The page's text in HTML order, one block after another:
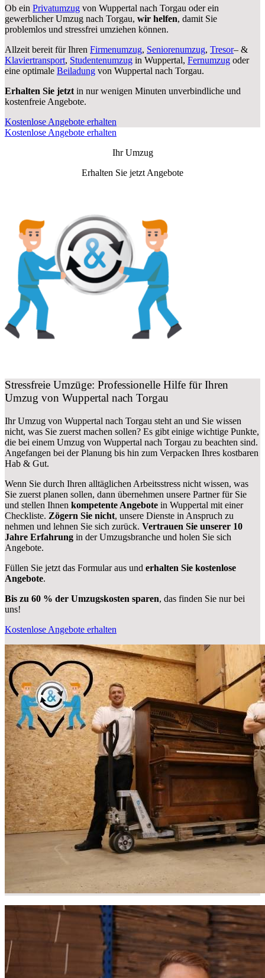
Ob ein Privatumzug von Wuppertal nach Torgau oder ein
gewerblicher Umzug nach Torgau, wir helfen, damit Sie
problemlos und stressfrei umziehen können.
Allzeit bereit für Ihren Firmenumzug, Seniorenumzug, Tresor– &
Klaviertransport, Studentenumzug in Wuppertal, Fernumzug oder
eine optimale Beiladung von Wuppertal nach Torgau.
Erhalten Sie jetzt in nur wenigen Minuten unverbindliche und
kostenfreie Angebote.
Kostenlose Angebote erhalten
Kostenlose Angebote erhalten
Ihr Umzug
Erhalten Sie jetzt Angebote
Stressfreie Umzüge: Professionelle Hilfe für Ihren
Umzug von Wuppertal nach Torgau
Ihr Umzug von Wuppertal nach Torgau steht an und Sie wissen
nicht, was Sie zuerst machen sollen? Es gibt einige wichtige Punkte,
die bei einem Umzug von Wuppertal nach Torgau zu beachten sind.
Angefangen bei der Planung bis hin zum Verpacken Ihres kostbaren
Hab & Gut.
Wenn Sie durch Ihren alltäglichen Arbeitsstress nicht wissen, was
Sie zuerst planen sollen, dann übernehmen unsere Partner für Sie
und stellen Ihnen kompetente Angebote in Wuppertal mit einer
Checkliste. Zögern Sie nicht, unsere Dienste in Anspruch zu
nehmen und lehnen Sie sich zurück. Vertrauen Sie unserer 10
Jahre Erfahrung in der Umzugsbranche und holen Sie sich
Angebote.
Füllen Sie jetzt das Formular aus und erhalten Sie kostenlose
Angebote.
Bis zu 60 % der Umzugskosten sparen, das finden Sie nur bei
uns!
Kostenlose Angebote erhalten